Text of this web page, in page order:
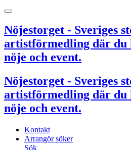
Nöjestorget - Sveriges
artistförmedling där
nöje och event.
Nöjestorget - Sveriges
artistförmedling där
nöje och event.
Kontakt
Arrangör söker
Sök